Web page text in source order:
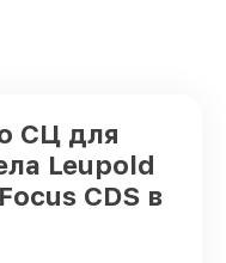
СЦ для
Leupold
CDS в